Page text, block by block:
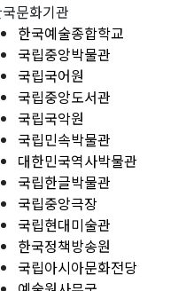
문화기관
한국예술종합학교
국립중앙박물관
국립국어원
국립중앙도서관
국립국악원
국립민속박물관
대한민국역사박물관
국립한글박물관
국립중앙극장
국립현대미술관
한국정책방송원
국립아시아문화전당